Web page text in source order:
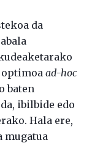
da
ad-hoc
baten
ibilbide edo
Hala ere,
mugatua